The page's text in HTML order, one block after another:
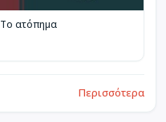
Το ατόπημα
Περισσότερα